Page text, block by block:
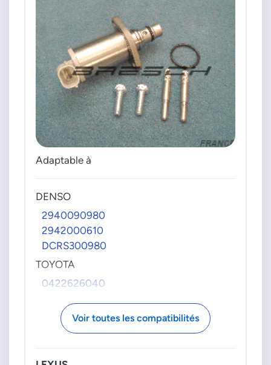
Adaptable à
DENSO
2940090980
2942000610
DCRS300980
TOYOTA
0422626040
Voir toutes les compatibilités